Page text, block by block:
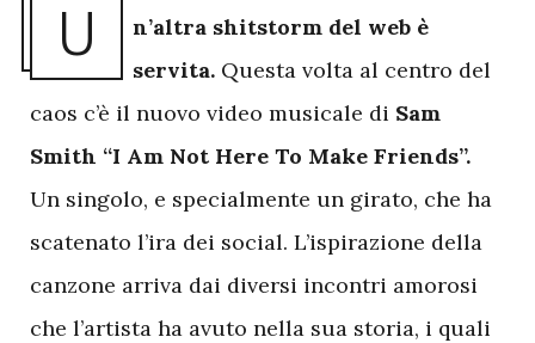
U
n’altra shitstorm del web è
servita. Questa volta al centro del
caos c’è il nuovo video musicale di Sam
Smith “I Am Not Here To Make Friends”.
Un singolo, e specialmente un girato, che ha
scatenato l’ira dei social. L’ispirazione della
canzone arriva dai diversi incontri amorosi
che l’artista ha avuto nella sua storia, i quali